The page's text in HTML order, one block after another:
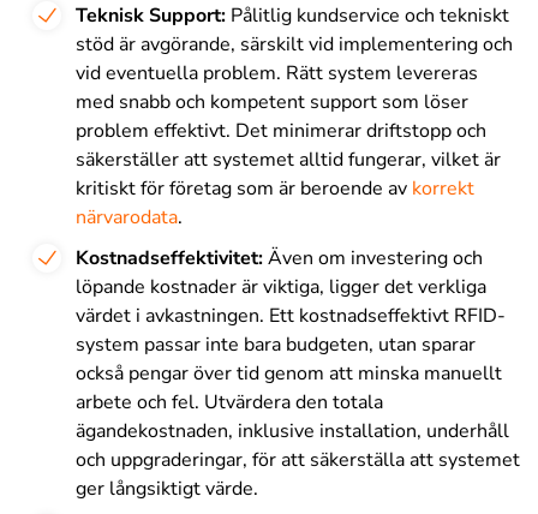
Teknisk Support: Pålitlig kundservice och tekniskt
stöd är avgörande, särskilt vid implementering och
vid eventuella problem. Rätt system levereras
med snabb och kompetent support som löser
problem effektivt. Det minimerar driftstopp och
säkerställer att systemet alltid fungerar, vilket är
kritiskt för företag som är beroende av korrekt
närvarodata.
Kostnadseffektivitet:Även om investering och
löpande kostnader är viktiga, ligger det verkliga
värdet i avkastningen. Ett kostnadseffektivt RFID-
system passar inte bara budgeten, utan sparar
också pengar över tid genom att minska manuellt
arbete och fel. Utvärdera den totala
ägandekostnaden, inklusive installation, underhåll
och uppgraderingar, för att säkerställa att systemet
ger långsiktigt värde.